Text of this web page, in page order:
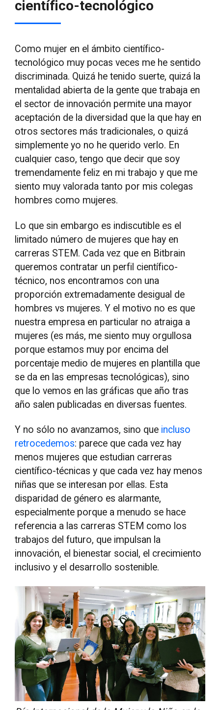
científico-tecnológico
Como mujer en el ámbito científico-
tecnológico muy pocas veces me he sentido
discriminada. Quizá he tenido suerte, quizá la
mentalidad abierta de la gente que trabaja en
el sector de innovación permite una mayor
aceptación de la diversidad que la que hay en
otros sectores más tradicionales, o quizá
simplemente yo no he querido verlo. En
cualquier caso, tengo que decir que soy
tremendamente feliz en mi trabajo y que me
siento muy valorada tanto por mis colegas
hombres como mujeres.
Lo que sin embargo es indiscutible es el
limitado número de mujeres que hay en
carreras STEM. Cada vez que en Bitbrain
queremos contratar un perfil científico-
técnico, nos encontramos con una
proporción extremadamente desigual de
hombres vs mujeres. Y el motivo no es que
nuestra empresa en particular no atraiga a
mujeres (es más, me siento muy orgullosa
porque estamos muy por encima del
porcentaje medio de mujeres en plantilla que
se da en las empresas tecnológicas), sino
que lo vemos en las gráficas que año tras
año salen publicadas en diversas fuentes.
Y no sólo no avanzamos, sino que incluso
retrocedemos: parece que cada vez hay
menos mujeres que estudian carreras
científico-técnicas y que cada vez hay menos
niñas que se interesan por ellas. Esta
disparidad de género es alarmante,
especialmente porque a menudo se hace
referencia a las carreras STEM como los
trabajos del futuro, que impulsan la
innovación, el bienestar social, el crecimiento
inclusivo y el desarrollo sostenible.